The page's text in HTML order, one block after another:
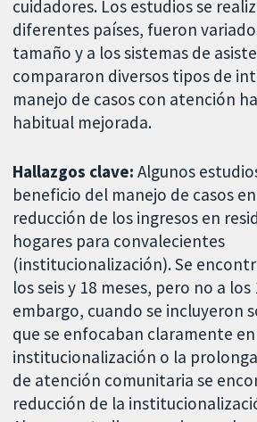
cuidadores. Los estudios se
diferentes países, fueron
tamaño y a los sistemas de
compararon diversos tipos de
manejo de casos con atención
habitual mejorada.
Hallazgos clave: Algunos
beneficio del manejo de casos
reducción de los ingresos en
hogares para convalecientes
(institucionalización). Se
los seis y 18 meses, pero no a los
embargo, cuando se incluyeron
que se enfocaban claramente
institucionalización o la
de atención comunitaria se
reducción de la